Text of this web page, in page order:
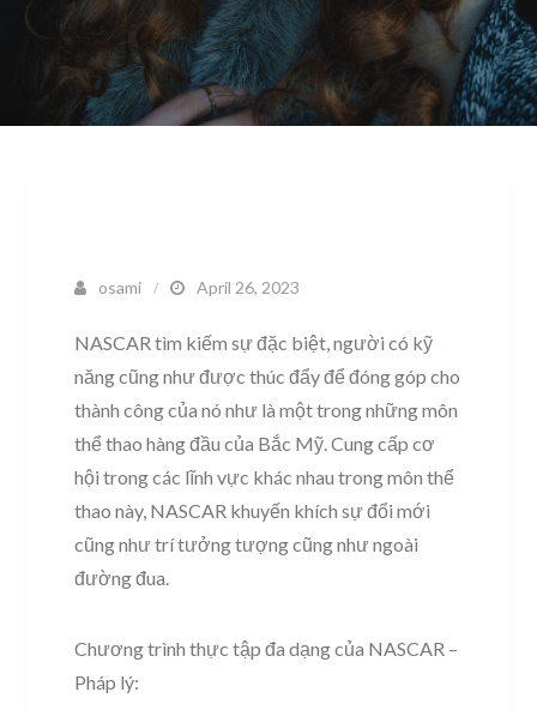
osami April 26, 2023
NASCAR tìm kiếm sự đặc biệt, người có kỹ
năng cũng như được thúc đẩy để đóng góp cho
thành công của nó như là một trong những môn
thể thao hàng đầu của Bắc Mỹ. Cung cấp cơ
hội trong các lĩnh vực khác nhau trong môn thể
thao này, NASCAR khuyến khích sự đổi mới
cũng như trí tưởng tượng cũng như ngoài
đường đua.
Chương trình thực tập đa dạng của NASCAR –
Pháp lý: